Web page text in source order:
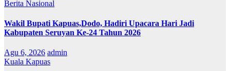
Berita Nasional
Wakil Bupati Kapuas,Dodo, Hadiri Upacara Hari Jadi
Kabupaten Seruyan Ke-24 Tahun 2026
Agu 6, 2026 admin
Kuala Kapuas